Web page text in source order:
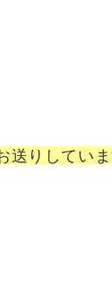
送りしてい